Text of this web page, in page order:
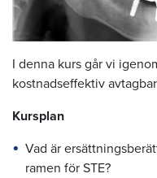
I denna kurs går vi
kostnadseffektiv
Kursplan
Vad är
ramen för STE?